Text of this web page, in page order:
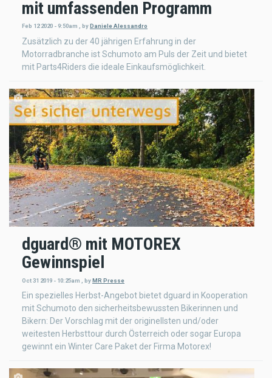
mit umfassenden Programm
Feb 12 2020 - 9:50am , by Daniele Alessandro
Zusätzlich zu der 40 jährigen Erfahrung in der
Motorradbranche ist Schumoto am Puls der Zeit und bietet
mit Parts4Riders die ideale Einkaufsmöglichkeit.
dguard® mit MOTOREX
Gewinnspiel
Oct 31 2019 - 10:25am byMR Presse
Ein spezielles Herbst-Angebot bietet dguard in Kooperation
mit Schumoto den sicherheitsbewussten Bikerinnen und
Bikern: Der Vorschlag mit der originellsten und/oder
weitesten Herbsttour durch Österreich oder sogar Europa
gewinnt ein Winter Care Paket der Firma Motorex!